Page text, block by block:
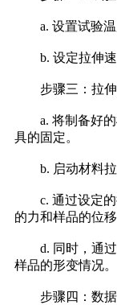
a. 设置试验温
b. 设定拉伸速
步骤三：拉伸
a. 将制备好的
具的固定。
b. 启动材料拉
c. 通过设定的
的力和样品的位移
d. 同时，通过
样品的形变情况。
步骤四：数据